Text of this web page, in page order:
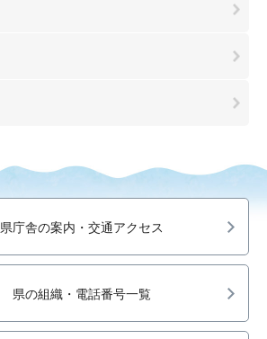
県庁舎の案内・交通アクセス
県の組織・電話番号一覧